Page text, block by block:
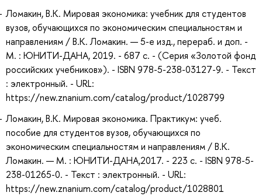
Ломакин, В.К. Мировая экономика: учебник для студентов
вузов, обучающихся по экономическим специальностям и
направлениям / В.К. Ломакин. — 5-е изд., перераб. и доп. -
М. : ЮНИТИ-ДАНА, 2019. - 687 с. - (Серия «Золотой фонд
российских учебников»). - ISBN 978-5-238-03127-9. - Текст
: электронный. - URL:
https://new.znanium.com/catalog/product/1028799
Ломакин, В.К. Мировая экономика. Практикум: учеб.
пособие для студентов вузов, обучающихся по
экономическим специальностям и направлениям / В.К.
Ломакин. — М. : ЮНИТИ-ДАНА,2017. - 223 с. - ISBN 978-5-
238-01265-0. - Текст : электронный. - URL:
https://new.znanium.com/catalog/product/1028801